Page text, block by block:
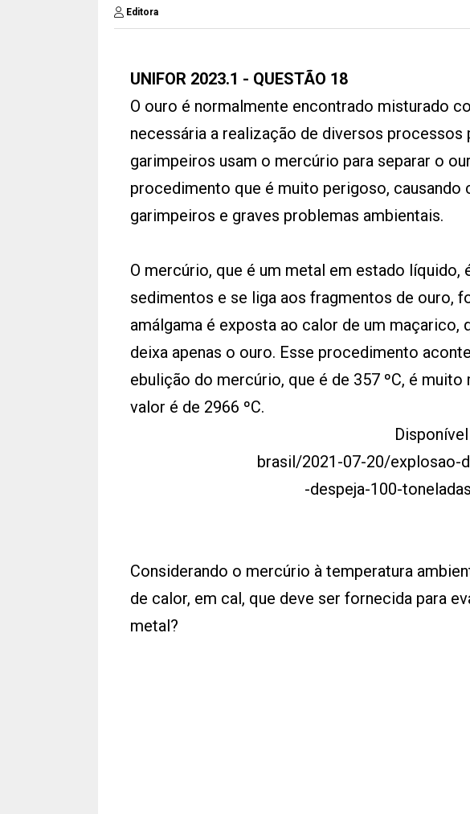
Editora
UNIFOR 2023.1 - QUESTÃO 18
O ouro é normalmente encontrado misturado
necessária a realização de diversos processos
garimpeiros usam o mercúrio para separar o
procedimento que é muito perigoso, causando
garimpeiros e graves problemas ambientais.
O mercúrio, que é um metal em estado líquido,
sedimentos e se liga aos fragmentos de ouro,
amálgama é exposta ao calor de um maçarico,
deixa apenas o ouro. Esse procedimento
ebulição do mercúrio, que é de 357 ºC, é
valor é de 2966 ºC.
brasil/2021-07-20/explosao-
-despeja-100-
Considerando o mercúrio à temperatura
de calor, em cal, que deve ser fornecida para
metal?